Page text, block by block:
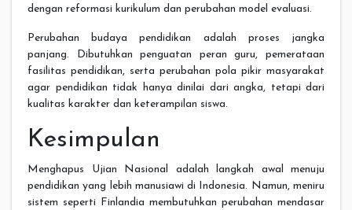
dengan reformasi kurikulum dan perubahan model evaluasi.
Perubahan budaya pendidikan adalah proses jangka
panjang. Dibutuhkan penguatan peran guru, pemerataan
fasilitas pendidikan, serta perubahan pola pikir masyarakat
agar pendidikan tidak hanya dinilai dari angka, tetapi dari
kualitas karakter dan keterampilan siswa.
Kesimpulan
Menghapus Ujian Nasional adalah langkah awal menuju
pendidikan yang lebih manusiawi di Indonesia. Namun, meniru
sistem seperti Finlandia membutuhkan perubahan mendasar